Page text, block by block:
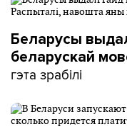
Беларусы
беларускай
гэта зрабілі